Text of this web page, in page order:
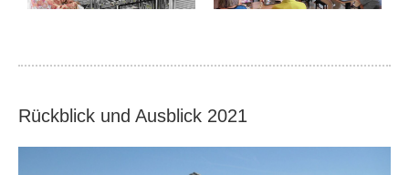
Rückblick und Ausblick 2021